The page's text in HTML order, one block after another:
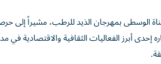
الوسطى بمهرجان الذيد للرطب، مشيراً إلى
أبرز الفعاليات الثقافية والاقتصادية في